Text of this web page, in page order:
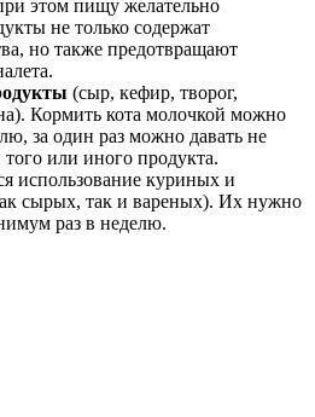
этом пищу желательно
не только содержат
но также предотвращают
(сыр, кефир, творог,
Кормить кота молочкой можно
за один раз можно давать не
или иного продукта.
использование куриных и
сырых, так и вареных). Их нужно
раз в неделю.